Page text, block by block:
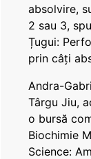
absolvire,
2 sau 3,
Țugui:
prin câți
Andra-
Târgu Jiu,
o bursă
Biochimie
Science: